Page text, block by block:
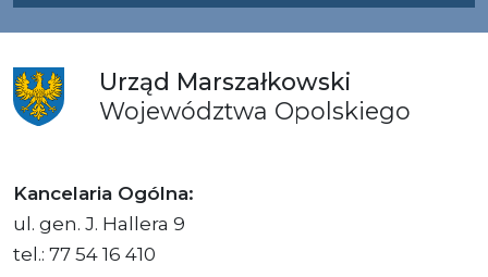
Urząd Marszałkowski
Województwa Opolskiego
Kancelaria Ogólna:
ul. gen. J. Hallera 9
tel.: 77 54 16 410